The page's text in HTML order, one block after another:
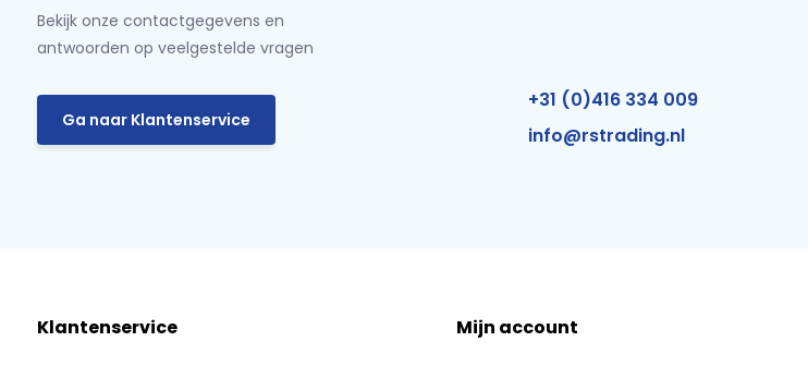
Bekijk onze contactgegevens en
antwoorden op veelgestelde vragen
Ga naar Klantenservice
+31 (0)416 334 009
info@rstrading.nl
Klantenservice Mijn account